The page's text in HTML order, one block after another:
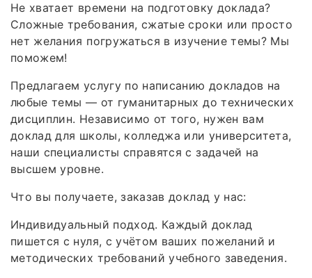
Не хватает времени на подготовку доклада?
Сложные требования, сжатые сроки или просто
нет желания погружаться в изучение темы? Мы
поможем!
Предлагаем услугу по написанию докладов на
любые темы — от гуманитарных до технических
дисциплин. Независимо от того, нужен вам
доклад для школы, колледжа или университета,
наши специалисты справятся с задачей на
высшем уровне.
Что вы получаете, заказав доклад у нас:
Индивидуальный подход. Каждый доклад
пишется с нуля, с учётом ваших пожеланий и
методических требований учебного заведения.